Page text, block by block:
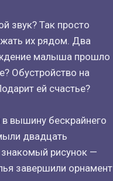
звук? Так просто
их рядом. Два
малыша прошло
Обустройство на
ей счастье?
вышину бескрайнего
двадцать
рисунок —
завершили орнамент